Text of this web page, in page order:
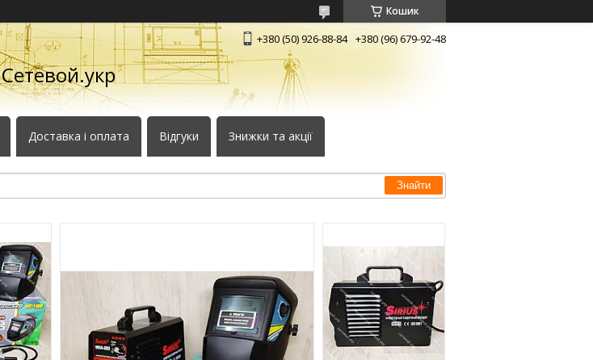
Кошик
+380 (50) 926-88-84 +380 (96) 679-92-48
Сетевой.укр
Доставка і оплата Відгуки Знижки та акції
Знайти